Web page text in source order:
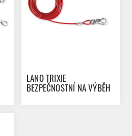
LANO TRIXIE
BEZPEČNOSTNÍ NA VÝBĚH